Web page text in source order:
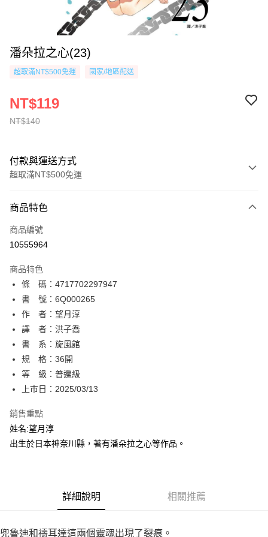
潘朵拉之心(23)
超取滿NT$500免運 國家/地區配送
NT$140
NT$119
付款與運送方式
超取滿NT$500免運
信用卡一次付款
超商取貨付款
相關說明
【關於「AFTEE先享後付」】
AFTEE先享後付是「在收到商品之後才付款」的支付方式。 讓您購物簡單
便利好安心！
１．簡單：不需註冊會員、不需綁卡、不需儲值。
２．便利：只要手機號碼，簡訊認證，即可結帳。
３．安心：先確認商品／服務後，再付款。
【「AFTEE先享後付」結帳流程】
１．於結帳方式選擇「AFTEE先享後付」後，將跳轉至「AFTEE先享後付」
結帳頁面，進行簡訊認證並確認金額後，即可完成結帳。
２．訂單成立數日內，您將收到繳費通知簡訊。
ATM／網路銀行／等多元方式進行付款，方視為交易完成。
※ 請注意：結帳手續完成當下不需立刻繳費，但若您需要取消訂單，請聯絡
購買商品的店家。未經商家同意取消之訂單仍視為有效，需透過AFTEE先享
後付繳納相關費用。
權轉讓予恩沛科技股份有限公司。
ATM付款
運送方式
全家取貨付款
每筆NT$80，滿NT$500(含以上)免運費
付款後全家取貨
每筆NT$80，滿NT$500(含以上)免運費
商品特色
商品編號
10555964
商品特色
條 碼：4717702297947
書 號：6Q000265
作 者：望月淳
譯 者：洪子喬
書 系：旋風館
規 格：36開
等 級：普遍級
上市日：2025/03/13
銷售重點
姓名:望月淳
出生於日本神奈川縣，著有潘朵拉之心等作品。
詳細說明 相關推薦
兜魯迪和禱耳達這兩個靈魂出現了裂痕。